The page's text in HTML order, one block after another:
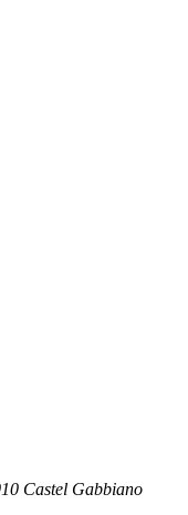
Castel Gabbiano